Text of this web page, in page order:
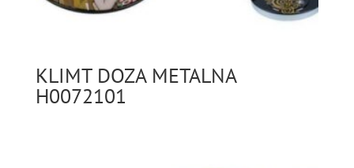
KLIMT DOZA METALNA
H0072101